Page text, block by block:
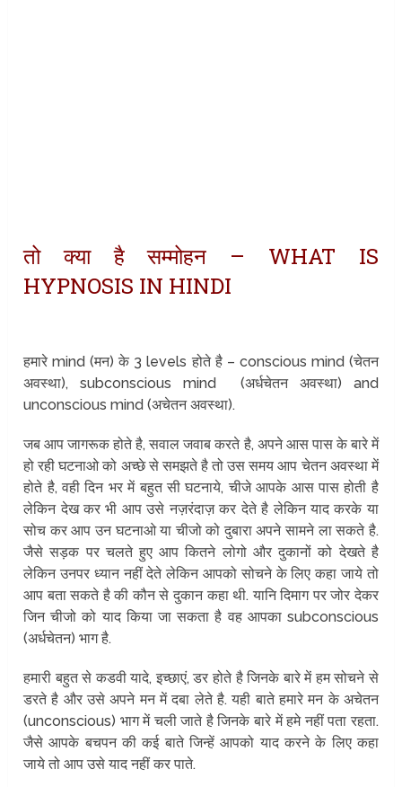
तो क्या है सम्मोहन – WHAT IS
HYPNOSIS IN HINDI
हमारे mind (मन) के 3 levels होते है – conscious mind (चेतन
अवस्था), subconscious mind (अर्धचेतन अवस्था) and
unconscious mind (अचेतन अवस्था).
जब आप जागरूक होते है, सवाल जवाब करते है, अपने आस पास के बारे में
हो रही घटनाओ को अच्छे से समझते है तो उस समय आप चेतन अवस्था में
होते है, वही दिन भर में बहुत सी घटनाये, चीजे आपके आस पास होती है
लेकिन देख कर भी आप उसे नज़रंदाज़ कर देते है लेकिन याद करके या
सोच कर आप उन घटनाओ या चीजो को दुबारा अपने सामने ला सकते है.
जैसे सड़क पर चलते हुए आप कितने लोगो और दुकानों को देखते है
लेकिन उनपर ध्यान नहीं देते लेकिन आपको सोचने के लिए कहा जाये तो
आप बता सकते है की कौन से दुकान कहा थी. यानि दिमाग पर जोर देकर
जिन चीजो को याद किया जा सकता है वह आपका subconscious
(अर्धचेतन) भाग है.
हमारी बहुत से कडवी यादे, इच्छाएं, डर होते है जिनके बारे में हम सोचने से
डरते है और उसे अपने मन में दबा लेते है. यही बाते हमारे मन के अचेतन
(unconscious) भाग में चली जाते है जिनके बारे में हमे नहीं पता रहता.
जैसे आपके बचपन की कई बाते जिन्हें आपको याद करने के लिए कहा
जाये तो आप उसे याद नहीं कर पाते.